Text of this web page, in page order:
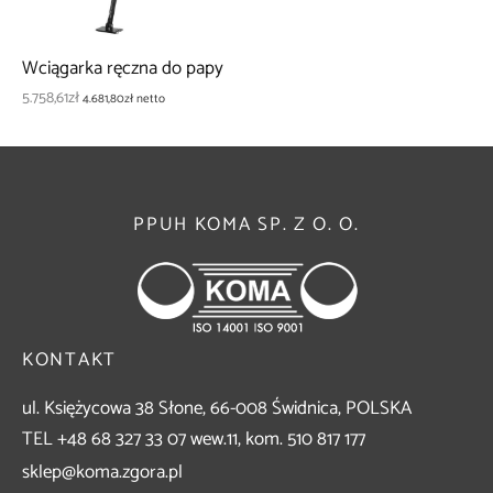
Wciągarka ręczna do papy
5.758,61zł4.681,80złnetto
PPUH KOMA SP. Z O. O.
KONTAKT
ul. Księżycowa 38 Słone, 66-008 Świdnica, POLSKA
TEL +48 68 327 33 07 wew.11, kom. 510 817 177
sklep@koma.zgora.pl
OPTIMA
na kółkach
zakładkowe
do palników
węży
do transportu butli